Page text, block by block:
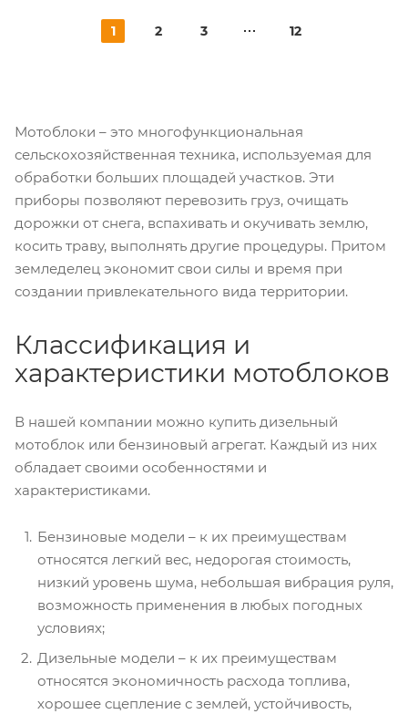
1 2 3 12
Мотоблоки – это многофункциональная
сельскохозяйственная техника, используемая для
обработки больших площадей участков. Эти
приборы позволяют перевозить груз, очищать
дорожки от снега, вспахивать и окучивать землю,
косить траву, выполнять другие процедуры. Притом
земледелец экономит свои силы и время при
создании привлекательного вида территории.
Классификация и
характеристики мотоблоков
В нашей компании можно купить дизельный
мотоблок или бензиновый агрегат. Каждый из них
обладает своими особенностями и
характеристиками.
Бензиновые модели – к их преимуществам
относятся легкий вес, недорогая стоимость,
низкий уровень шума, небольшая вибрация руля,
возможность применения в любых погодных
условиях;
Дизельные модели – к их преимуществам
относятся экономичность расхода топлива,
хорошее сцепление с землей, устойчивость,